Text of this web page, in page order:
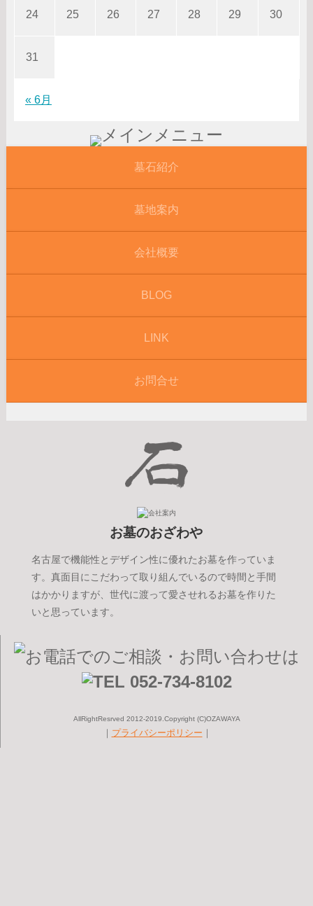
« 6月
24 25 26 27 28 29 30
31
墓石紹介
墓地案内
会社概要
BLOG
LINK
お問合せ
お墓のおざわや
名古屋で機能性とデザイン性に優れたお墓を作っていま
す。真面目にこだわって取り組んでいるので時間と手間
はかかりますが、世代に渡って愛させれるお墓を作りた
いと思っています。
AllRightResrved 2012-2019.Copyright (C)OZAWAYA
｜ プライバシーポリシー ｜